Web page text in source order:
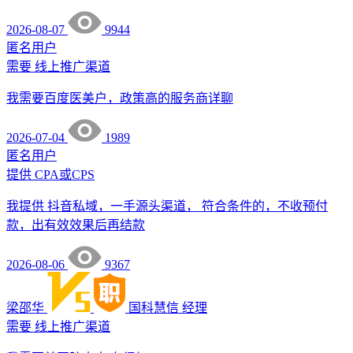
2026-08-07
9944
匿名用户
需要 线上推广渠道
我需要百度医美户，政策高的服务商详聊
2026-07-04
1989
匿名用户
提供 CPA或CPS
我提供 抖音私域，一手源头渠道， 符合条件的，不收预付
款，出有效效果后再结款
2026-08-06 9367
梁邵华 国科慧信 经理
需要 线上推广渠道